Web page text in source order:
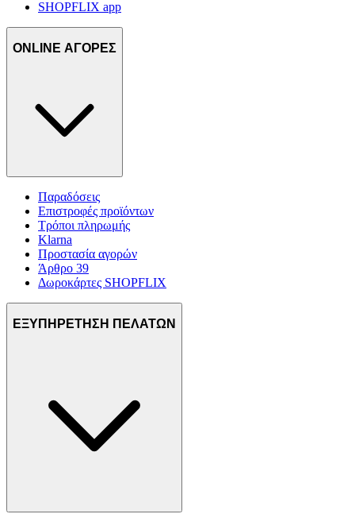
SHOPFLIX app
ONLINE ΑΓΟΡΕΣ
Παραδόσεις
Επιστροφές προϊόντων
Τρόποι πληρωμής
Klarna
Προστασία αγορών
Άρθρο 39
Δωροκάρτες SHOPFLIX
ΕΞΥΠΗΡΕΤΗΣΗ ΠΕΛΑΤΩΝ